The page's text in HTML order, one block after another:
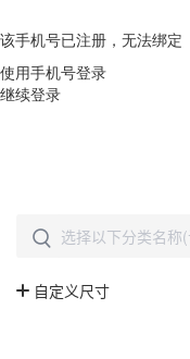
该手机号已注册，无法绑定
使用手机号登录
继续登录